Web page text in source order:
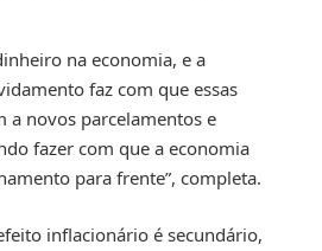
na economia, e a
faz com que essas
a novos parcelamentos e
fazer com que a economia
para frente”, completa.
inflacionário é secundário,